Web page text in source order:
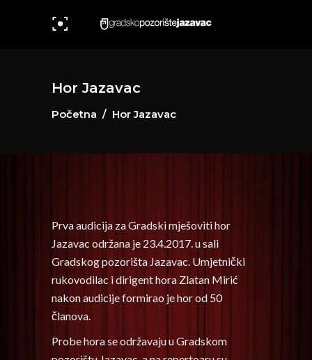
Hor Jazavac
Početna / Hor Jazavac
Prva audicija za Gradski mješoviti hor
Jazavac održana je 23.4.2017. u sali
Gradskog pozorišta Jazavac. Umjetnički
rukovodilac i dirigent hora Zlatan Mirić
nakon audicije formirao je hor od 50
članova.
Probe hora se održavaju u Gradskom